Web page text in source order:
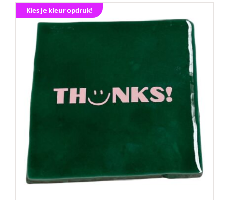
Inkopen
Relatiegeschenken
Contact
Inloggen
Kies je kleur opdruk!